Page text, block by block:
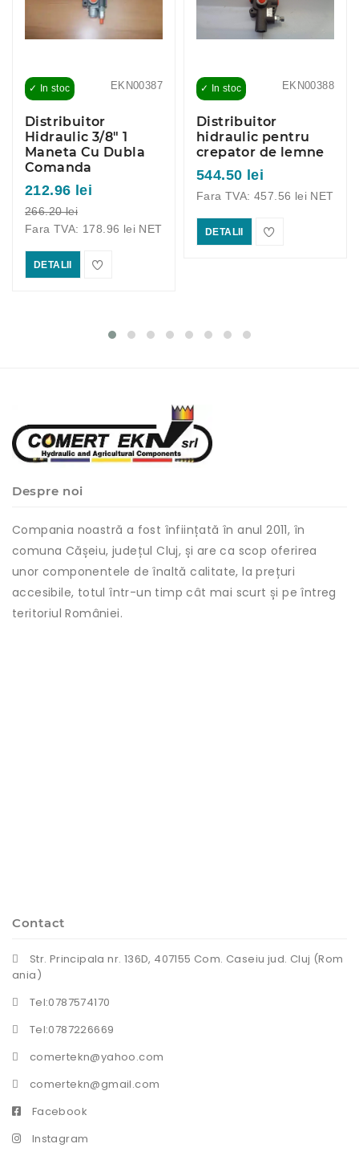
EKN00387
✓ In stoc
Distribuitor
Hidraulic 3/8" 1
Maneta Cu Dubla
Comanda
212.96 lei
266.20 lei
Fara TVA: 178.96 lei NET
DETALII
EKN00388
✓ In stoc
Distribuitor
hidraulic pentru
crepator de lemne
544.50 lei
Fara TVA: 457.56 lei NET
DETALII
Despre noi
Compania noastră a fost înființată în anul 2011, în
comuna Cășeiu, județul Cluj, și are ca scop oferirea
unor componentele de înaltă calitate, la prețuri
accesibile, totul într-un timp cât mai scurt și pe întreg
teritoriul României.
Contact
Str. Principala nr. 136D, 407155 Com. Caseiu jud. Cluj (Rom
ania)
Tel:0787574170
Tel:0787226669
comertekn@yahoo.com
comertekn@gmail.com
Facebook
Instagram